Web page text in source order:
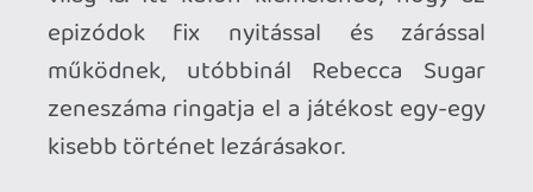
Pedig a Switch 2 verzió távolról sem
tökéletes. Annyi biztos, hogy a
képkockaszám nincs lelimitálva, de
sokszor 20 és 60 között mozog, néha a
szűk térben levő minijátékoknál is van